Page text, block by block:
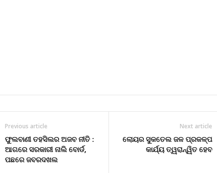
Previous article
ଫୁଲବାଣୀ ତହସିଲର ଅଜବ ନୀତି :
ଆଗରେ ସରକାରୀ ନାଲି ବୋର୍ଡ,
ପଛରେ ଜବରଦଖଲ
Next article
ଲୋୟର ସୁକତେଲ ଜଳ ପ୍ରକଳ୍ପ
କାର୍ଯ୍ୟ ତ୍ୱରାନ୍ୱିତ ହେବ